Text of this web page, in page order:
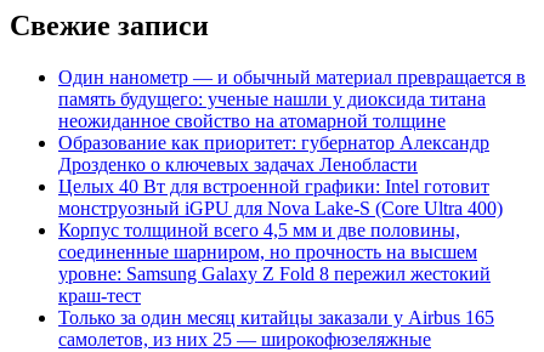
Свежие записи
Один нанометр — и обычный материал превращается в
память будущего: ученые нашли у диоксида титана
неожиданное свойство на атомарной толщине
Образование как приоритет: губернатор Александр
Дрозденко о ключевых задачах Ленобласти
Целых 40 Вт для встроенной графики: Intel готовит
монструозный iGPU для Nova Lake-S (Core Ultra 400)
Корпус толщиной всего 4,5 мм и две половины,
соединенные шарниром, но прочность на высшем
уровне: Samsung Galaxy Z Fold 8 пережил жестокий
краш-тест
Только за один месяц китайцы заказали у Airbus 165
самолетов, из них 25 — широкофюзеляжные